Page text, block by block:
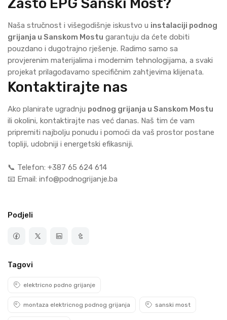
Naša stručnost i višegodišnje iskustvo u instalaciji podnog
grijanja u Sanskom Mostu garantuju da ćete dobiti
pouzdano i dugotrajno rješenje. Radimo samo sa
provjerenim materijalima i modernim tehnologijama, a svaki
projekat prilagođavamo specifičnim zahtjevima klijenata.
Kontaktirajte nas
Ako planirate ugradnju podnog grijanja u Sanskom Mostu
ili okolini, kontaktirajte nas već danas. Naš tim će vam
pripremiti najbolju ponudu i pomoći da vaš prostor postane
topliji, udobniji i energetski efikasniji.
📞 Telefon: +387 65 624 614
📧 Email: info@podnogrijanje.ba
Podjeli
Tagovi
elektricno podno grijanje
montaza elektricnog podnog grijanja sanski most